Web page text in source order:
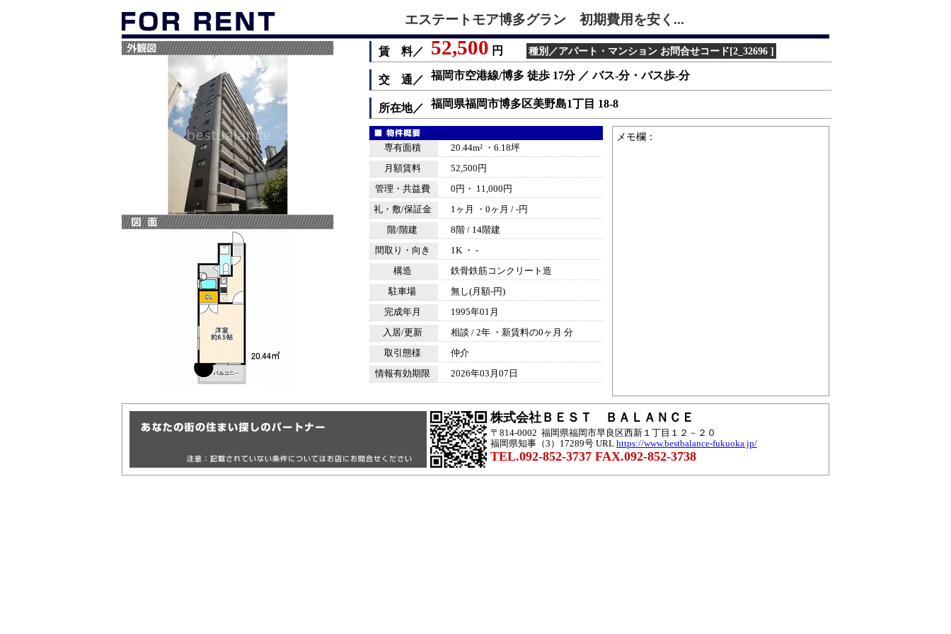
エステートモア博多グラン 初期費用を安く...
賃 料／ 52,500 円 種別／アパート・マンション お問合せコード[2_32696 ]
交 通／ 福岡市空港線/博多 徒歩 17分 ／ バス-分・バス歩-分
所在地／ 福岡県福岡市博多区美野島1丁目 18-8
専有面積 20.44m² ・6.18坪
月額賃料 52,500円
管理・共益費 0円・ 11,000円
礼・敷/保証金 1ヶ月 ・0ヶ月 / -円
階/階建 8階 / 14階建
間取り・向き 1K ・ -
構造 鉄骨鉄筋コンクリート造
駐車場 無し(月額-円)
完成年月 1995年01月
入居/更新 相談 / 2年 ・新賃料の0ヶ月 分
取引態様 仲介
情報有効期限 2026年03月07日
メモ欄：
株式会社ＢＥＳＴ ＢＡＬＡＮＣＥ
〒814-0002 福岡県福岡市早良区西新１丁目１２－２０
福岡県知事（3）17289号 URL https://www.bestbalance-fukuoka.jp/
TEL.092-852-3737 FAX.092-852-3738